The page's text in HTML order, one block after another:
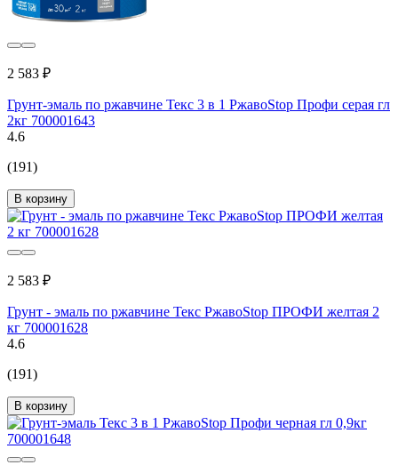
2 583 ₽
Грунт-эмаль по ржавчине Текс 3 в 1 РжавоStop Профи серая гл
2кг 700001643
4.6
(191)
В корзину
2 583 ₽
Грунт - эмаль по ржавчине Текс РжавоStop ПРОФИ желтая 2
кг 700001628
4.6
(191)
В корзину